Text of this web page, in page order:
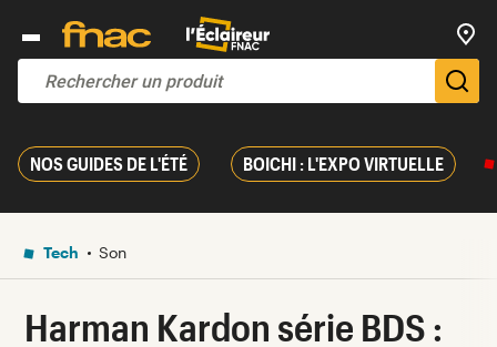
NOS GUIDES DE L'ÉTÉ BOICHI : L'EXPO VIRTUELLE
Tech Son
Harman Kardon série BDS :